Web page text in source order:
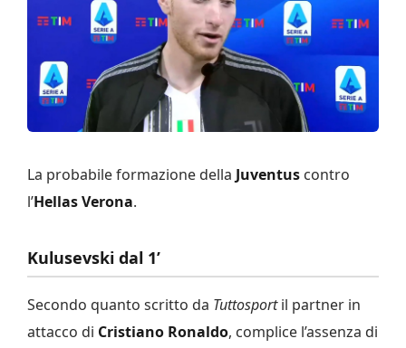
La probabile formazione della Juventus contro
l’Hellas Verona.
Kulusevski dal 1’
Secondo quanto scritto da Tuttosportil partner in
attacco di Cristiano Ronaldo, complice l’assenza di